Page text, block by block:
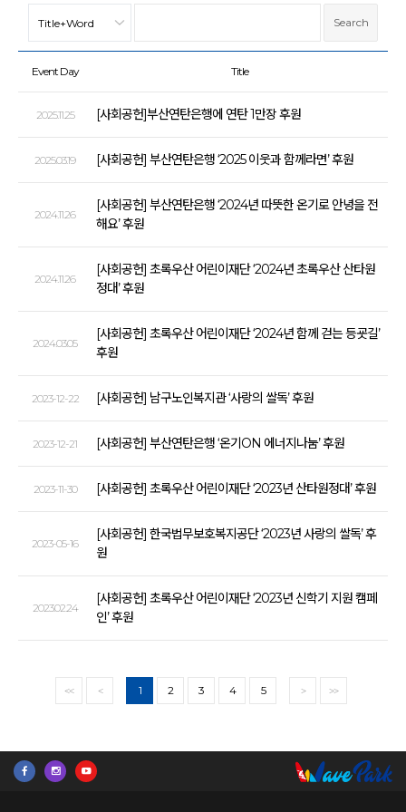
Event Day Title
2025.11.25 [사회공헌]부산연탄은행에 연탄 1만장 후원
2025.03.19 [사회공헌] 부산연탄은행 ‘2025 이웃과 함께라면’ 후원
2024.11.26
[사회공헌] 부산연탄은행 ‘2024년 따뜻한 온기로 안녕을 전
해요’ 후원
2024.11.26
[사회공헌] 초록우산 어린이재단 ‘2024년 초록우산 산타원
정대’ 후원
2024.03.05
[사회공헌] 초록우산 어린이재단 ‘2024년 함께 걷는 등굣길’
후원
2023-12-22 [사회공헌] 남구노인복지관 ‘사랑의 쌀독’ 후원
2023-12-21 [사회공헌] 부산연탄은행 ‘온기ON 에너지나눔’ 후원
2023-11-30 [사회공헌] 초록우산 어린이재단 ‘2023년 산타원정대’ 후원
2023-05-16
[사회공헌] 한국법무보호복지공단 ‘2023년 사랑의 쌀독’ 후
원
2023.02.24
[사회공헌] 초록우산 어린이재단 ‘2023년 신학기 지원 캠페
인’ 후원
<< < 1 2 3 4 5 > >>